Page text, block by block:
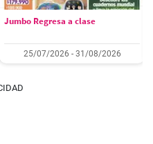
Jumbo Regresa a clase
25/07/2026 - 31/08/2026